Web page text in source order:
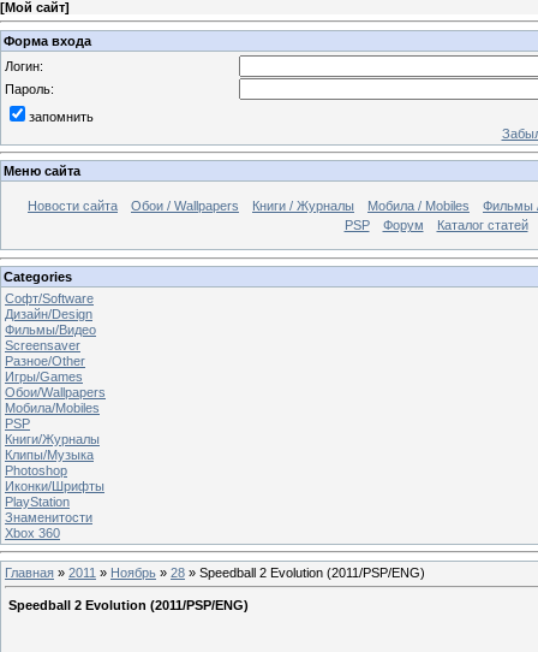
[Мой сайт]
Форма входа
Логин:
Пароль:
запомнить
Меню сайта
Новости сайта Обои / Wallpapers Книги / Журналы Мобила / Mobiles
Фильмы
PSP
Форум Каталог статей
Categories
Софт/Software
Дизайн/Design
Фильмы/Видео
Screensaver
Разное/Other
Игры/Games
Обои/Wallpapers
Мобила/Mobiles
PSP
Книги/Журналы
Клипы/Музыка
Photoshop
Иконки/Шрифты
PlayStation
Знаменитости
Xbox 360
Главная » 2011 » Ноябрь » 28 » Speedball 2 Evolution (2011/PSP/ENG)
Speedball 2 Evolution (2011/PSP/ENG)